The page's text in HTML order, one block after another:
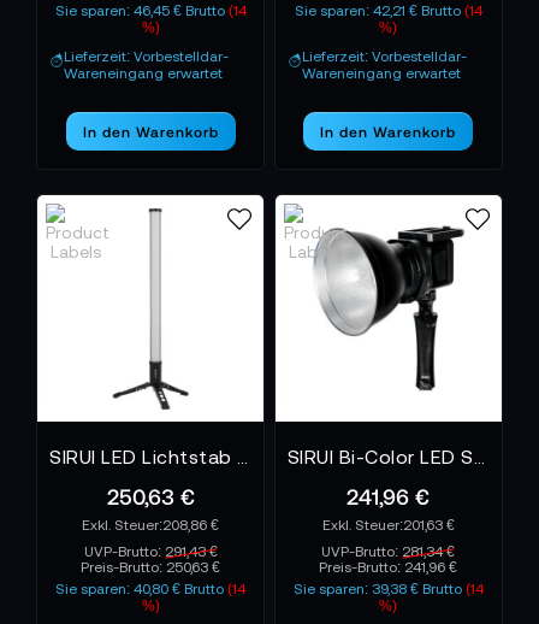
Sie sparen: 46,45 € Brutto (14
%)
Lieferzeit: Vorbestelldar-
Wareneingang erwartet
In den Warenkorb
Sie sparen: 42,21 € Brutto (14
%)
Lieferzeit: Vorbestelldar-
Wareneingang erwartet
In den Warenkorb
250,63 €
208,86 €
UVP-Brutto: 291,43 €
Preis-Brutto: 250,63 €
Sie sparen: 40,80 € Brutto(14
%)
241,96 €
201,63 €
UVP-Brutto: 281,34 €
Preis-Brutto: 241,96 €
Sie sparen: 39,38 € Brutto (14
%)